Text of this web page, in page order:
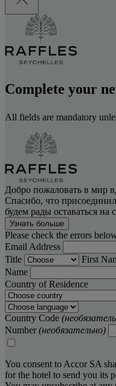
Complete your
All fields are mandatory
Добро пожаловать в мир
Спасибо, что
будем рады оставаться на
Узнать больше
Please check the errors
Email Address
Title
First
Name
Country of Residence
Country Code
Number (необязательно)
You consent to Accor SA
for the hotel to send you its